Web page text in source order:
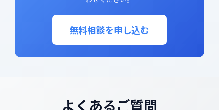
無料相談を申し込む
よくあるご質問